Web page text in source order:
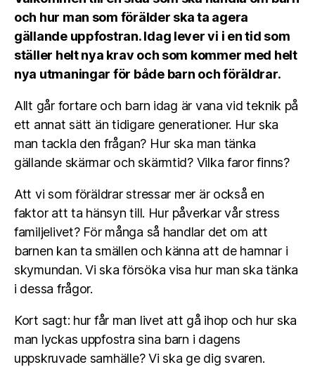
och hur man som förälder ska ta agera
gällande uppfostran. Idag lever vi i en tid som
ställer helt nya krav och som kommer med helt
nya utmaningar för både barn och föräldrar.
Allt går fortare och barn idag är vana vid teknik på
ett annat sätt än tidigare generationer. Hur ska
man tackla den frågan? Hur ska man tänka
gällande skärmar och skärmtid? Vilka faror finns?
Att vi som föräldrar stressar mer är också en
faktor att ta hänsyn till. Hur påverkar vår stress
familjelivet? För många så handlar det om att
barnen kan ta smällen och känna att de hamnar i
skymundan. Vi ska försöka visa hur man ska tänka
i dessa frågor.
Kort sagt: hur får man livet att gå ihop och hur ska
man lyckas uppfostra sina barn i dagens
uppskruvade samhälle? Vi ska ge dig svaren.